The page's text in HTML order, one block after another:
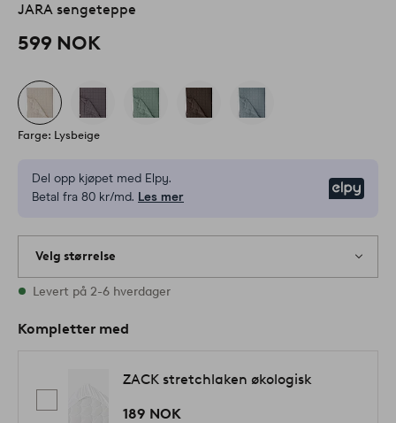
JARA sengeteppe
599 NOK
Farge: Lysbeige
Del opp kjøpet med Elpy.
Betal fra 80 kr/md. Les mer
Velg størrelse
2 størrelser finnes på lager
Levert på 2-6 hverdager
Kompletter med
ZACK stretchlaken økologisk
189 NOK